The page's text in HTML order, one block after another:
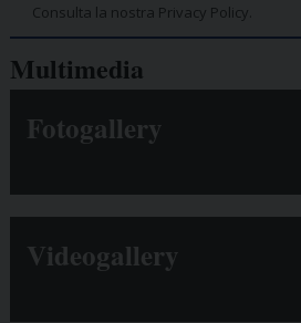
Consulta la nostra Privacy Policy.
Multimedia
Fotogallery
Videogallery